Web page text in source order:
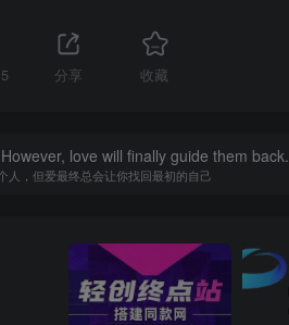
分享 收藏
love will finally guide them back.
人，但爱最终总会让你找回最初的自己